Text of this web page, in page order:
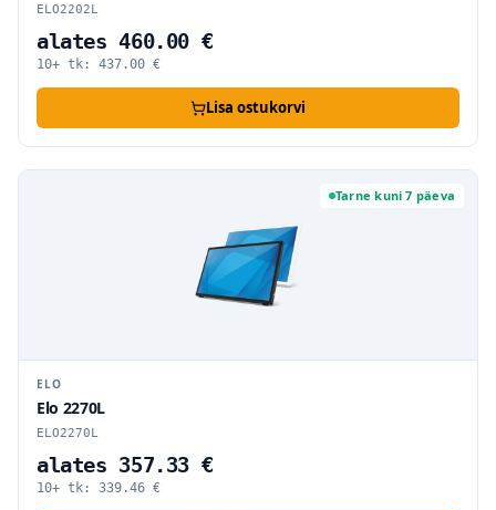
ELO2202L
alates 460.00 €
10+ tk: 437.00 €
Lisa ostukorvi
Tarne kuni 7 päeva
ELO
Elo 2270L
ELO2270L
alates 357.33 €
10+ tk: 339.46 €